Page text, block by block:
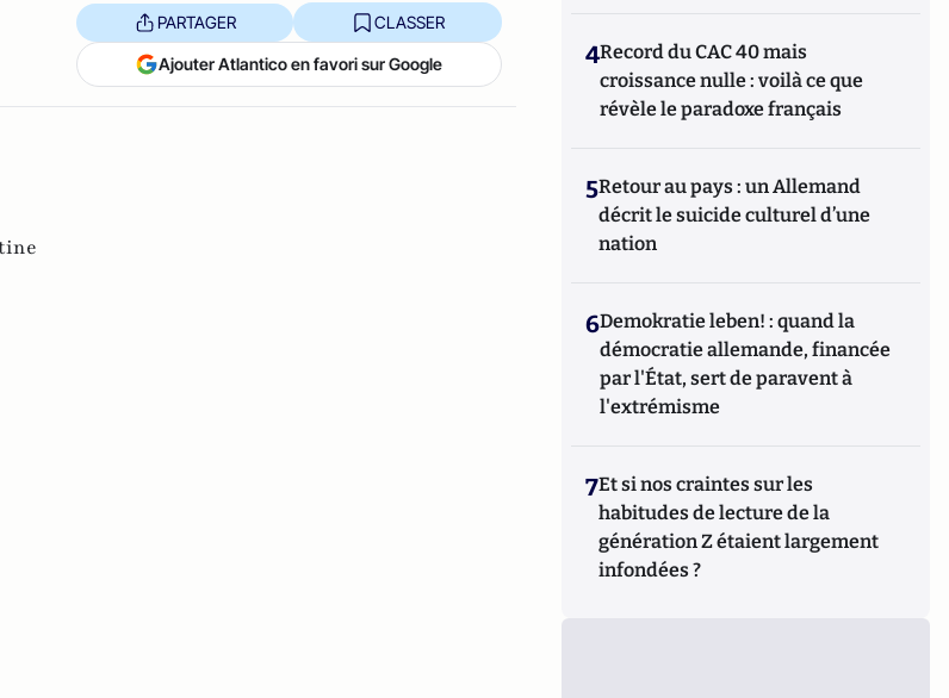
PARTAGER CLASSER
Ajouter Atlantico en favori sur Google 4Record du CAC 40 mais
croissance nulle : voilà ce que
révèle le paradoxe français
5Retour au pays : un Allemand
décrit le suicide culturel d’une
nation
6Demokratie leben! : quand la
démocratie allemande, financée
par l'État, sert de paravent à
l'extrémisme
7Et si nos craintes sur les
habitudes de lecture de la
génération Z étaient largement
infondées ?